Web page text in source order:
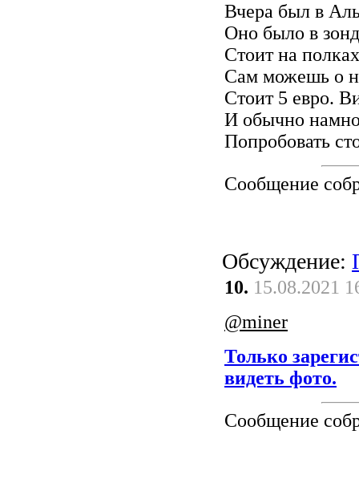
Вчера был в
Оно было в
Стоит на
Сам можешь о
Стоит 5 евро.
И обычно
Попробовать
Сообщение
Обсуждение:
10. 15.08.2021
@miner
Только
видеть фото.
Сообщение